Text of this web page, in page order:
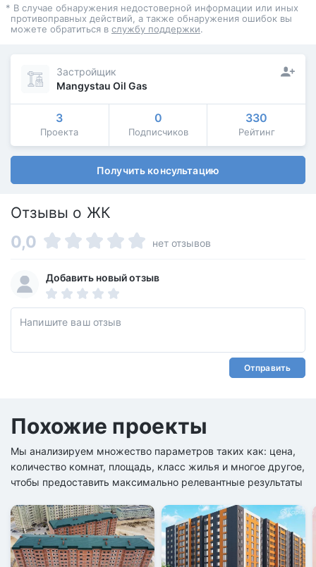
* В случае обнаружения недостоверной информации или иных
противоправных действий, а также обнаружения ошибок вы
можете обратиться в службу поддержки.
Застройщик
Mangystau Oil Gas
3
Проекта
0
Подписчиков
330
Рейтинг
Получить консультацию
Отзывы о ЖК
0,0 нет отзывов
Добавить новый отзыв
Отправить
Похожие проекты
Мы анализируем множество параметров таких как: цена,
количество комнат, площадь, класс жилья и многое другое,
чтобы предоставить максимально релевантные результаты